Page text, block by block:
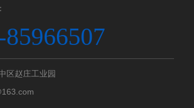
区赵庄工业园